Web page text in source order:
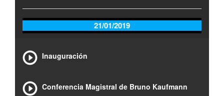
21/01/2019
Inauguración
Conferencia Magistral de Bruno Kaufmann